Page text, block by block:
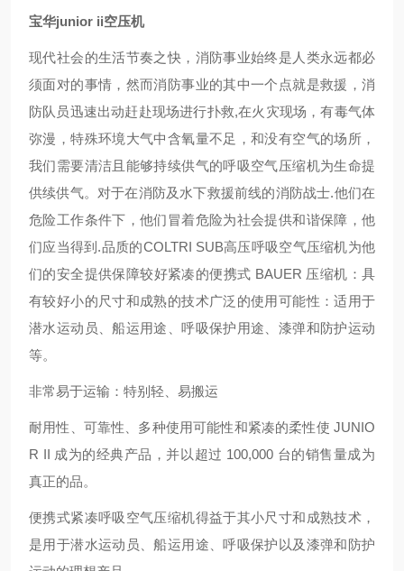
宝华junior ii空压机
现代社会的生活节奏之快，消防事业始终是人类永远都必
须面对的事情，然而消防事业的其中一个点就是救援，消
防队员迅速出动赶赴现场进行扑救,在火灾现场，有毒气体
弥漫，特殊环境大气中含氧量不足，和没有空气的场所，
我们需要清洁且能够持续供气的呼吸空气压缩机为生命提
供续供气。对于在消防及水下救援前线的消防战士.他们在
危险工作条件下，他们冒着危险为社会提供和谐保障，他
们应当得到.品质的COLTRI SUB高压呼吸空气压缩机为他
们的安全提供保障较好紧凑的便携式 BAUER 压缩机：具
有较好小的尺寸和成熟的技术广泛的使用可能性：适用于
潜水运动员、船运用途、呼吸保护用途、漆弹和防护运动
等。
非常易于运输：特别轻、易搬运
耐用性、可靠性、多种使用可能性和紧凑的柔性使 JUNIO
R II 成为的经典产品，并以超过 100,000 台的销售量成为
真正的品。
便携式紧凑呼吸空气压缩机得益于其小尺寸和成熟技术，
是用于潜水运动员、船运用途、呼吸保护以及漆弹和防护